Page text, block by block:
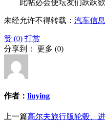
此帖必会使坛友们跃跃欲
未经允许不得转载： 汽车信
赞 (0) 打赏
分享到： 更多 (0)
作者： liuying
上一篇高尔夫旅行版轮毂、